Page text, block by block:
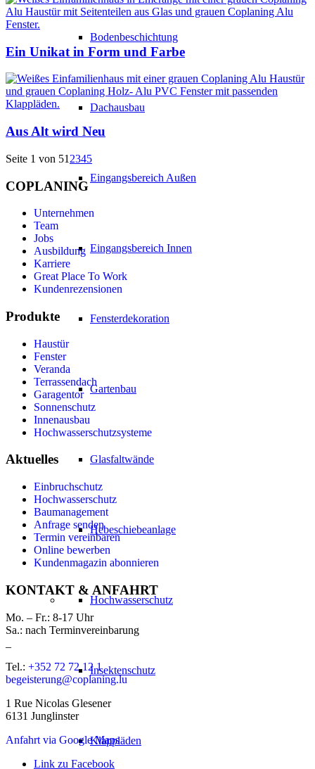
Bodenbeschichtung
Dachausbau
Eingangsbereich Außen
Eingangsbereich Innen
Fensterdekoration
Gartenbau
Glasfaltwände
Hebeschiebeanlage
Hochwasserschutz
Insektenschutz
Klappläden
Ein Unikat in Form und Farbe
Aus Alt wird Neu
Seite 1 von 51 2345
COPLANING
Unternehmen
Team
Jobs
Ausbildung
Karriere
Great Place To Work
Kundenrezensionen
Produkte
Haustür
Fenster
Veranda
Terrassendach
Garagentor
Sonnenschutz
Innenausbau
Hochwasserschutzsysteme
Aktuelles
Einbruchschutz
Hochwasserschutz
Baumanagement
Anfrage senden
Termin vereinbaren
Online bewerben
Kundenmagazin abonnieren
KONTAKT & ANFAHRT
Mo. – Fr.: 8-17 Uhr
Sa.: nach Terminvereinbarung
Tel.: +352 72 72 12 1
begeisterung@coplaning.lu
1 Rue Nicolas Glesener
6131 Junglinster
Anfahrt via Google Maps
Link zu Facebook